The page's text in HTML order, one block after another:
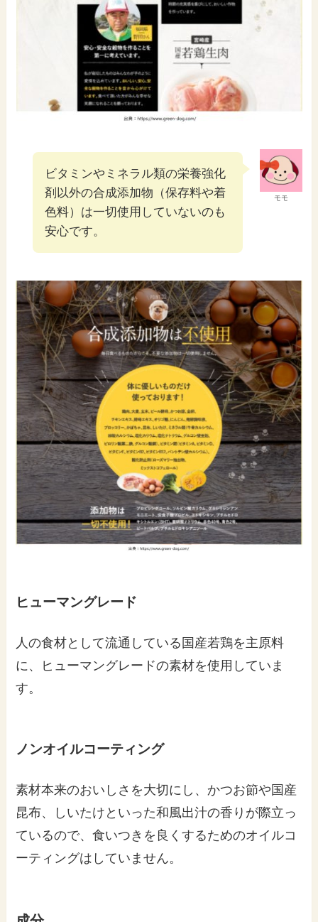
モモ
ビタミンやミネラル類の栄養強化
剤以外の合成添加物（保存料や着
色料）は一切使用していないのも
安心です。
ヒューマングレード
人の食材として流通している国産若鶏を主原料
に、ヒューマングレードの素材を使用していま
す。
ノンオイルコーティング
素材本来のおいしさを大切にし、かつお節や国産
昆布、しいたけといった和風出汁の香りが際立っ
ているので、食いつきを良くするためのオイルコ
ーティングはしていません。